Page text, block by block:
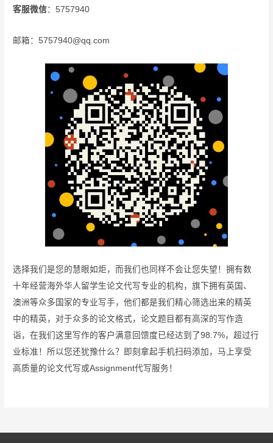
客服微信：5757940
邮箱：5757940@qq.com
选择我们是您的慧眼如炬，而我们也同样不会让您失望！拥有数
十年经营海外华人留学生论文代写专业的机构，旗下拥有英国、
澳洲等众多国家的专业写手，他们都是我们精心筛选出来的精英
中的精英，对于众多的论文格式，论文题目都有高深的写作造
诣，在我们这里写作的客户满意回馈度已经达到了98.7%，超过行
业标准！所以您还犹豫什么？即刻拿起手机扫码添加，马上享受
高质量的论文代写或Assignment代写服务！